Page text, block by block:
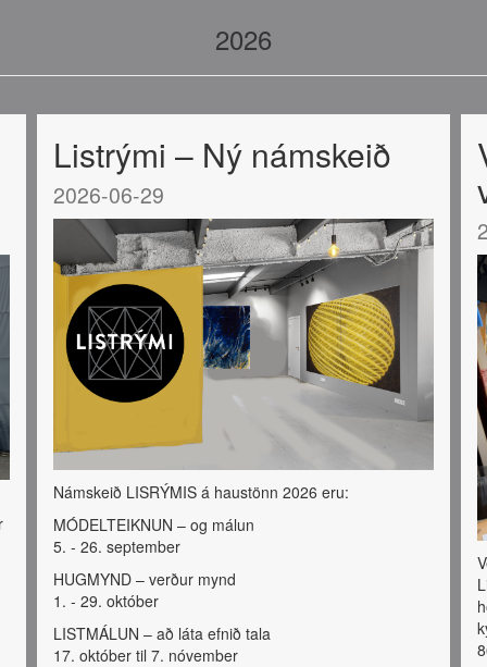
2026
Listrými – Ný námskeið
2026-06-29
Námskeið LISRÝMIS á haustönn 2026 eru:
MÓDELTEIKNUN – og málun
5. - 26. september
HUGMYND – verður mynd
1. - 29. október
LISTMÁLUN – að láta efnið tala
17. október til 7. nóvember